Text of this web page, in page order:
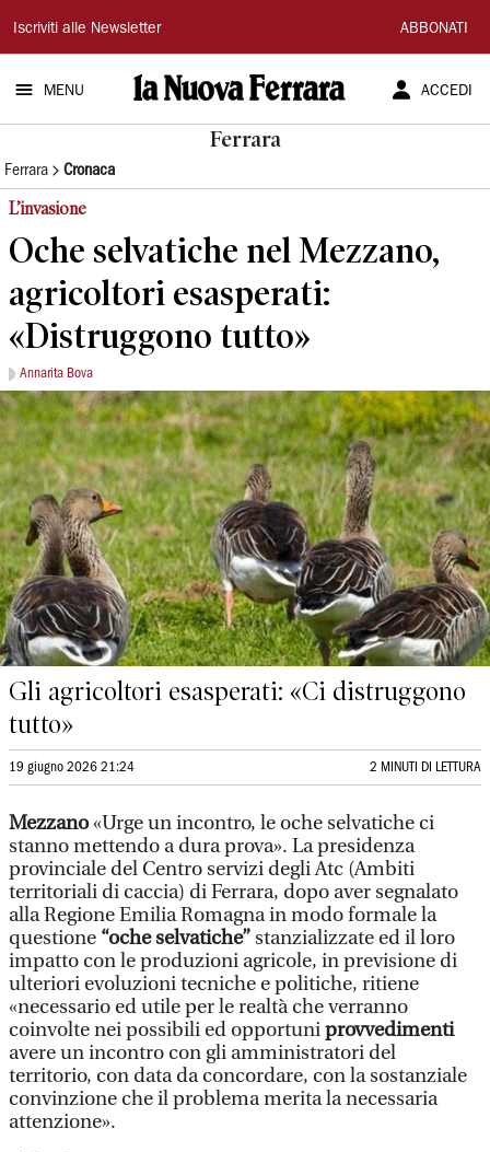
La
Nuova
Ferrara
Iscriviti alle Newsletter ABBONATI
MENU ACCEDI
Ferrara
Ferrara Cronaca
L’invasione
Oche selvatiche nel Mezzano,
agricoltori esasperati:
«Distruggono tutto»
Annarita Bova
Gli agricoltori esasperati: «Ci distruggono
tutto»
19 giugno 2026 21:24 2 MINUTI DI LETTURA
Mezzano«Urge un incontro, le oche selvatiche ci
stanno mettendo a dura prova». La presidenza
provinciale del Centro servizi degli Atc (Ambiti
territoriali di caccia) di Ferrara, dopo aver segnalato
alla Regione Emilia Romagna in modo formale la
questione “oche selvatiche”stanzializzate ed il loro
impatto con le produzioni agricole, in previsione di
ulteriori evoluzioni tecniche e politiche, ritiene
«necessario ed utile per le realtà che verranno
coinvolte nei possibili ed opportuniprovvedimenti
avere un incontro con gli amministratori del
territorio, con data da concordare, con la sostanziale
convinzione che il problema merita la necessaria
attenzione».